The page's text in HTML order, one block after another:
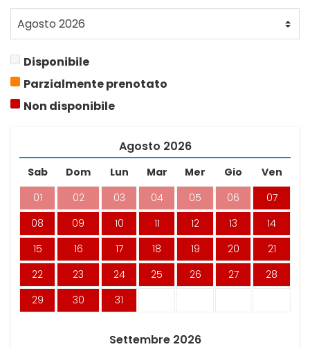
Disponibile
Parzialmente prenotato
Non disponibile
Agosto 2026
Sab Dom Lun Mar Mer Gio
Ven
01
02 03 04 05 06
07
08
09 10 11 12 13
14
15
16 17 18 19 20
21
22
23 24 25 26 27
28
29
30 31
Settembre 2026